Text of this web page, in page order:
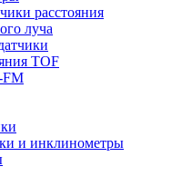
расстояния
луча
TOF
FM
и инклинометры